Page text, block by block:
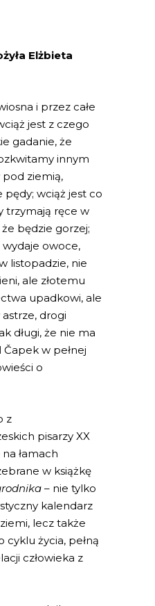
Elżbieta
i przez całe
jest z czego
gadanie, że
innym
ziemią,
wciąż jest co
trzymają ręce w
będzie gorzej;
owoce,
listopadzie, nie
ale złotemu
upadkowi, ale
drogi
długi, że nie ma
Čapek w pełnej
o
z
pisarzy XX
łamach
w książkę
– nie tylko
kalendarz
lecz także
życia, pełną
człowieka z